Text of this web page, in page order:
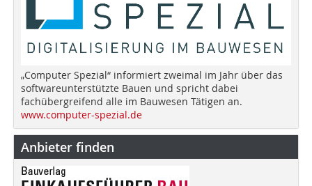
„Computer Spezial“ informiert zweimal im Jahr über das
softwareunterstützte Bauen und spricht dabei
fachübergreifend alle im Bauwesen Tätigen an.
www.computer-spezial.de
Anbieter finden